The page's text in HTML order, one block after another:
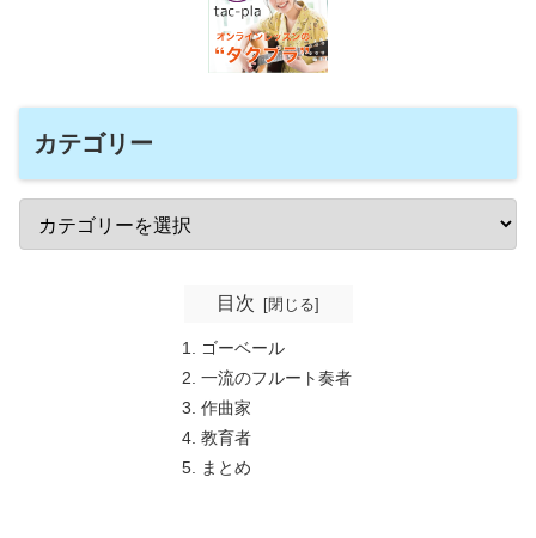
カテゴリー
目次
ゴーベール
一流のフルート奏者
作曲家
教育者
まとめ